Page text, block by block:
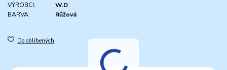
VÝROBCI:
W.D
BARVA:
Růžová
Do oblíbených